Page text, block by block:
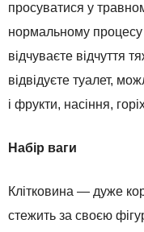
просуватися у
нормальному процесу
відчуваєте відчуття
відвідуєте туалет,
і фрукти, насіння,
Набір ваги
Клітковина — дуже
стежить за своєю